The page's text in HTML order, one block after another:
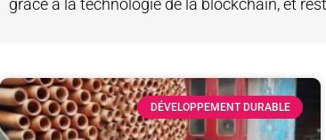
DÉVELOPPEMENT DURABLE